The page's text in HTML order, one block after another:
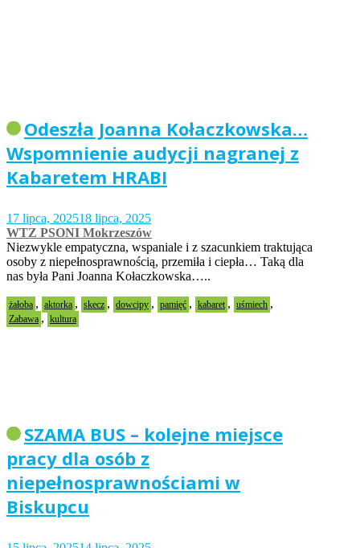
Odeszła Joanna Kołaczkowska…
Wspomnienie audycji nagranej z
Kabaretem HRABI
17 lipca, 202518 lipca, 2025
WTZ PSONI Mokrzeszów
Niezwykle empatyczna, wspaniale i z szacunkiem traktująca
osoby z niepełnosprawnością, przemiła i ciepła… Taką dla
nas była Pani Joanna Kołaczkowska…..
żałoba , aktorka , skecz , dowcipy , pamięć , kabaret , uśmiech ,
Zabawa , kultura
SZAMA BUS – kolejne miejsce
pracy dla osób z
niepełnosprawnościami w
Biskupcu